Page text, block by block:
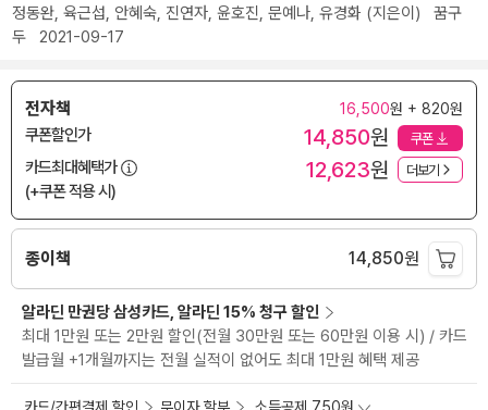
정동완, 육근섭, 안혜숙, 진연자, 윤호진, 문예나, 유경화 (지은이) 꿈구
두 2021-09-17
전자책 16,500원 + 820원
쿠폰할인가 14,850원 쿠폰
카드최대혜택가
(+쿠폰 적용 시)
12,623원 더보기
종이책 14,850원
알라딘 만권당 삼성카드, 알라딘 15% 청구 할인
최대 1만원 또는 2만원 할인(전월 30만원 또는 60만원 이용 시) / 카드
발급월 +1개월까지는 전월 실적이 없어도 최대 1만원 혜택 제공